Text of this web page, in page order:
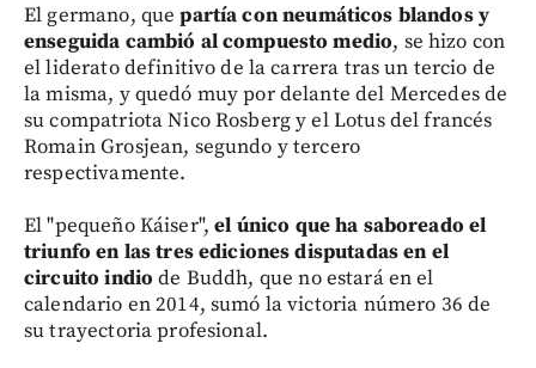
El germano, quepartía con neumáticos blandos y
enseguida cambió al compuesto medio, se hizo con
el liderato definitivo de la carrera tras un tercio de
la misma, y quedó muy por delante del Mercedes de
su compatriota Nico Rosberg y el Lotus del francés
Romain Grosjean, segundo y tercero
respectivamente.
El "pequeño Káiser",el único que ha saboreado el
triunfo en las tres ediciones disputadas en el
circuito indio de Buddh, que no estará en el
calendario en 2014, sumó la victoria número 36 de
su trayectoria profesional.